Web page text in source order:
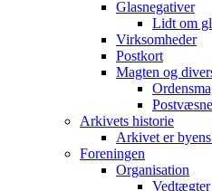
Glasnegativer
Lidt om
Virksomheder
Postkort
Magten og
Arkivets historie
Arkivet er
Foreningen
Organisation